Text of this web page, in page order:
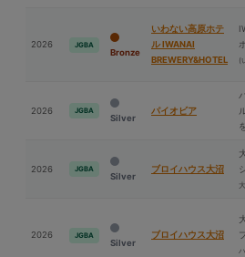
2026 JGBA
Bronze
いわない高原ホテ
ル IWANAI
BREWERY&HOTEL
(
2026 JGBA
Silver
パイオビア
2026 JGBA
Silver
ブロイハウス⼤沼
2026 JGBA
Silver
ブロイハウス⼤沼